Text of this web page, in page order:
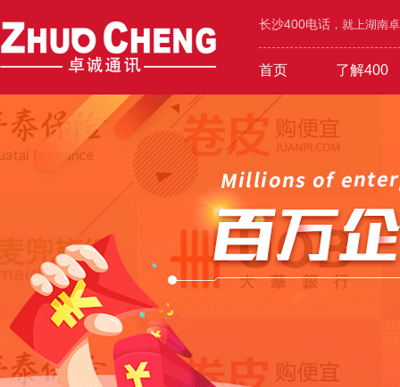
长沙400电话 ，就上湖南
首页 了解400
400价值 400功能
600元年套餐
工业/环保/能源 机械/设备/五金